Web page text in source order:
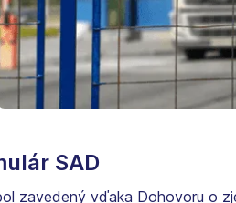
SAD
zavedený vďaka Dohovoru o